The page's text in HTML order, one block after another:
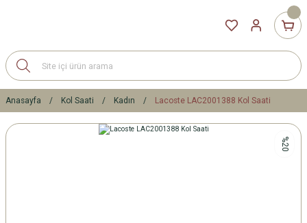
Anasayfa Kol Saati Kadın Lacoste LAC2001388 Kol Saati
%20